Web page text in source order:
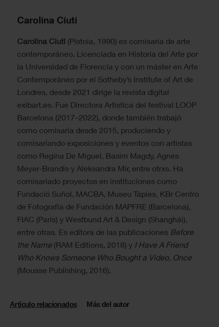
Carolina Ciuti
Carolina Ciuti (Pistoia, 1990) es comisaria de arte
contemporáneo. Licenciada en Historia del Arte por
la Universidad de Florencia y con un máster en Arte
Contemporáneo por el Sotheby’s Institute of Art de
Londres, desde 2021 dirige la revista digital
exibart.es. Fue Directora Artística del festival LOOP
Barcelona (2017–2022), donde también trabajó
como comisaria desde 2015, produciendo y
comisariando exposiciones y eventos con artistas
como Regina De Miguel, Basim Magdy, Agnes
Meyer-Brandis y Aleksandra Mir, entre otrxs. Ha
comisariado proyectos en instituciones como
Fundació Suñol, MACBA, Museu Tàpies, KBr Centro
de Fotografía de Fundación MAPFRE (Barcelona),
FIAC (París) y Westbund Art & Design (Shanghái),
entre otras. Es editora de las publicaciones Before
the Name (RAM Editions, 2018) y I Have A Friend
Who Knows Someone Who Bought a Video, Once
(Mousse Publishing, 2016).
Artículo relacionados Más del autor